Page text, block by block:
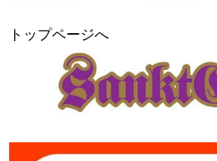
トップページへ